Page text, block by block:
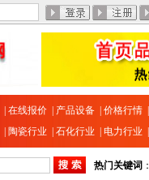
在线报价 产品设备 价格行情
陶瓷行业 石化行业 电力行业
热门关键词